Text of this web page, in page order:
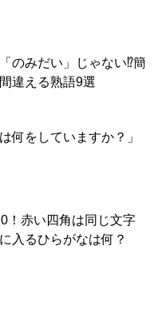
のみだい」じゃない⁉簡
違える熟語9選
何をしていますか？」
！赤い四角は同じ文字
入るひらがなは何？